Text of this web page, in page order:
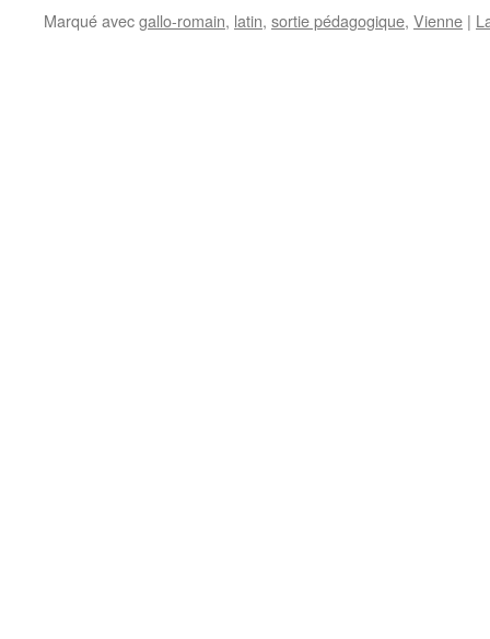
Marqué avecgallo-romain, latin, sortie pédagogique, Vienne |